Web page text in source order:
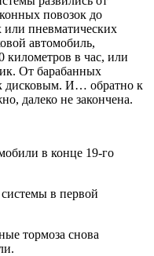
повозок до
или пневматических
автомобиль,
километров в час, или
От барабанных
дисковым. И… обратно к
далеко не закончена.
в конце 19-го
в первой
тормоза снова